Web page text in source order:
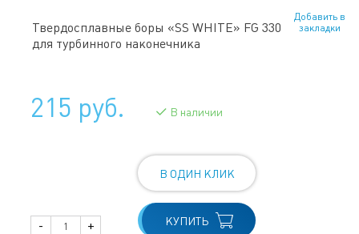
Твердосплавные боры «SS WHITE» FG 330
для турбинного наконечника
Добавить в
закладки
215 руб. В наличии
- +
В ОДИН КЛИК
КУПИТЬ